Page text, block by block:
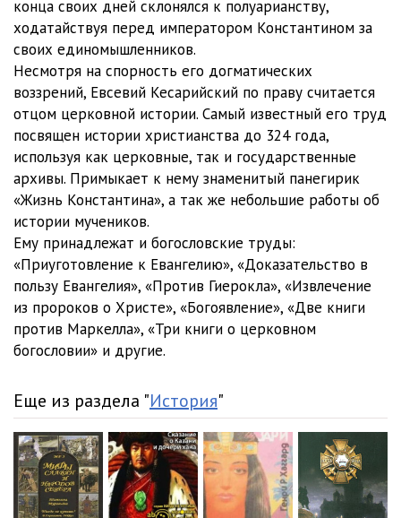
10-2 14:50
10-3
конца своих дней склонялся к полуарианству,
ходатайствуя перед императором Константином за
своих единомышленников.
Несмотря на спорность его догматических
воззрений, Евсевий Кесарийский по праву считается
отцом церковной истории. Самый известный его труд
посвящен истории христианства до 324 года,
используя как церковные, так и государственные
архивы. Примыкает к нему знаменитый панегирик
«Жизнь Константина», а так же небольшие работы об
истории мучеников.
Ему принадлежат и богословские труды:
«Приуготовление к Евангелию», «Доказательство в
пользу Евангелия», «Против Гиерокла», «Извлечение
из пророков о Христе», «Богоявление», «Две книги
против Маркелла», «Три книги о церковном
богословии» и другие.
Еще из раздела "История"